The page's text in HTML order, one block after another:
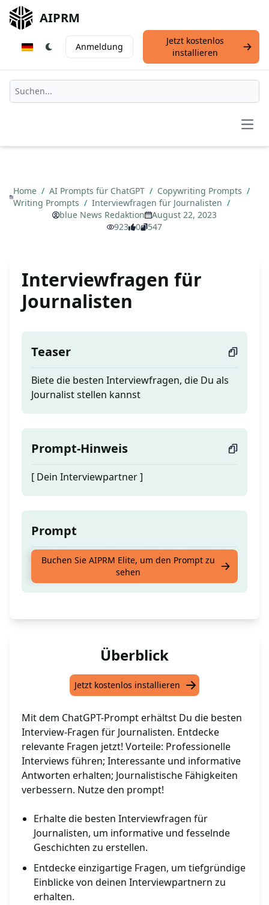
AIPRM
Anmeldung
Jetzt kostenlos
installieren
Home / AI Prompts für ChatGPT / Copywriting Prompts /
Writing Prompts / Interviewfragen für Journalisten /
blue News Redaktion
August 22, 2023
923
0 547
Interviewfragen für
Journalisten
Teaser
Biete die besten Interviewfragen, die Du als
Journalist stellen kannst
Prompt-Hinweis
[ Dein Interviewpartner ]
Prompt
Biete die besten Interviewfragen, die Du als
Journalist stellen kannst
Buchen Sie AIPRM Elite, um den Prompt zu
sehen
Überblick
Jetzt kostenlos installieren
Mit dem ChatGPT-Prompt erhältst Du die besten
Interview-Fragen für Journalisten. Entdecke
relevante Fragen jetzt! Vorteile: Professionelle
Interviews führen; Interessante und informative
Antworten erhalten; Journalistische Fähigkeiten
verbessern. Nutze den prompt!
Erhalte die besten Interviewfragen für
Journalisten, um informative und fesselnde
Geschichten zu erstellen.
Entdecke einzigartige Fragen, um tiefgründige
Einblicke von deinen Interviewpartnern zu
erhalten.